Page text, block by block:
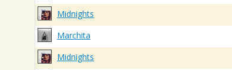
Midnights
Marchita
Midnights